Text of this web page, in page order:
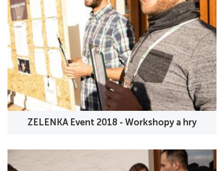
ZELENKA Event 2018 - Workshopy a hry